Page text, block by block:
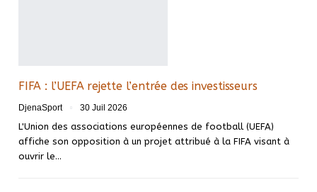
FIFA : l’UEFA rejette l’entrée des investisseurs
DjenaSport 30 Juil 2026
L'Union des associations européennes de football (UEFA)
affiche son opposition à un projet attribué à la FIFA visant à
ouvrir le…